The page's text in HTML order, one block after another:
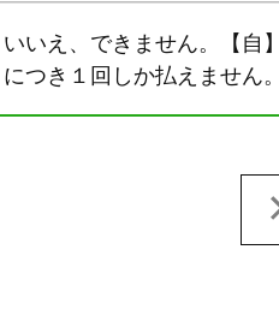
いいえ、できません。【自
につき１回しか払えません。